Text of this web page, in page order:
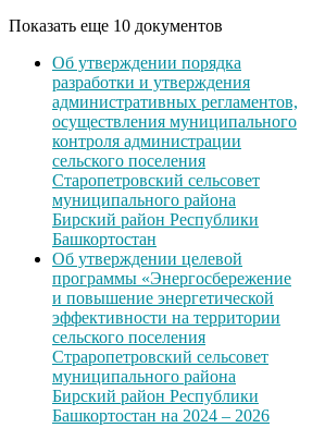
Показать еще 10 документов
Об утверждении порядка
разработки и утверждения
административных регламентов,
осуществления муниципального
контроля администрации
сельского поселения
Старопетровский сельсовет
муниципального района
Бирский район Республики
Башкортостан
Об утверждении целевой
программы «Энергосбережение
и повышение энергетической
эффективности на территории
сельского поселения
Страропетровский сельсовет
муниципального района
Бирский район Республики
Башкортостан на 2024 – 2026